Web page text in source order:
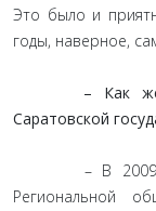
Это было и
годы, наверное,
– Как же
Саратовской
– В 2009 году
Региональной